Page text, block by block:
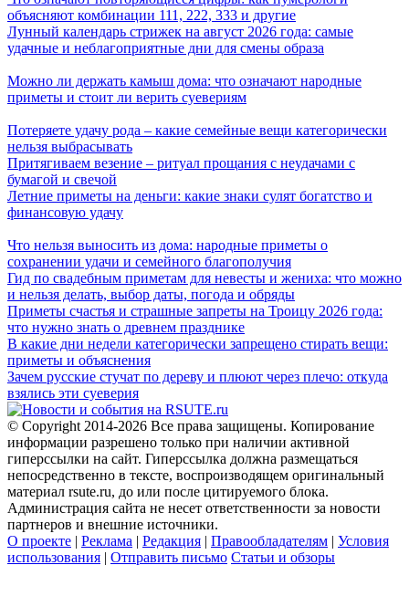
объясняют комбинации 111, 222, 333 и другие
Лунный календарь стрижек на август 2026 года: самые
удачные и неблагоприятные дни для смены образа
Можно ли держать камыш дома: что означают народные
приметы и стоит ли верить суевериям
Потеряете удачу рода – какие семейные вещи категорически
нельзя выбрасывать
Притягиваем везение – ритуал прощания с неудачами с
бумагой и свечой
Летние приметы на деньги: какие знаки сулят богатство и
финансовую удачу
Что нельзя выносить из дома: народные приметы о
сохранении удачи и семейного благополучия
Гид по свадебным приметам для невесты и жениха: что можно
и нельзя делать, выбор даты, погода и обряды
Приметы счастья и страшные запреты на Троицу 2026 года:
что нужно знать о древнем празднике
В какие дни недели категорически запрещено стирать вещи:
приметы и объяснения
Зачем русские стучат по дереву и плюют через плечо: откуда
взялись эти суеверия
© Copyright 2014-2026 Все права защищены. Копирование
информации разрешено только при наличии активной
гиперссылки на сайт. Гиперссылка должна размещаться
непосредственно в тексте, воспроизводящем оригинальный
материал rsute.ru, до или после цитируемого блока.
Администрация сайта не несет ответственности за новости
партнеров и внешние источники.
О проекте | Реклама | Редакция | Правообладателям | Условия
использования | Отправить письмо Статьи и обзоры